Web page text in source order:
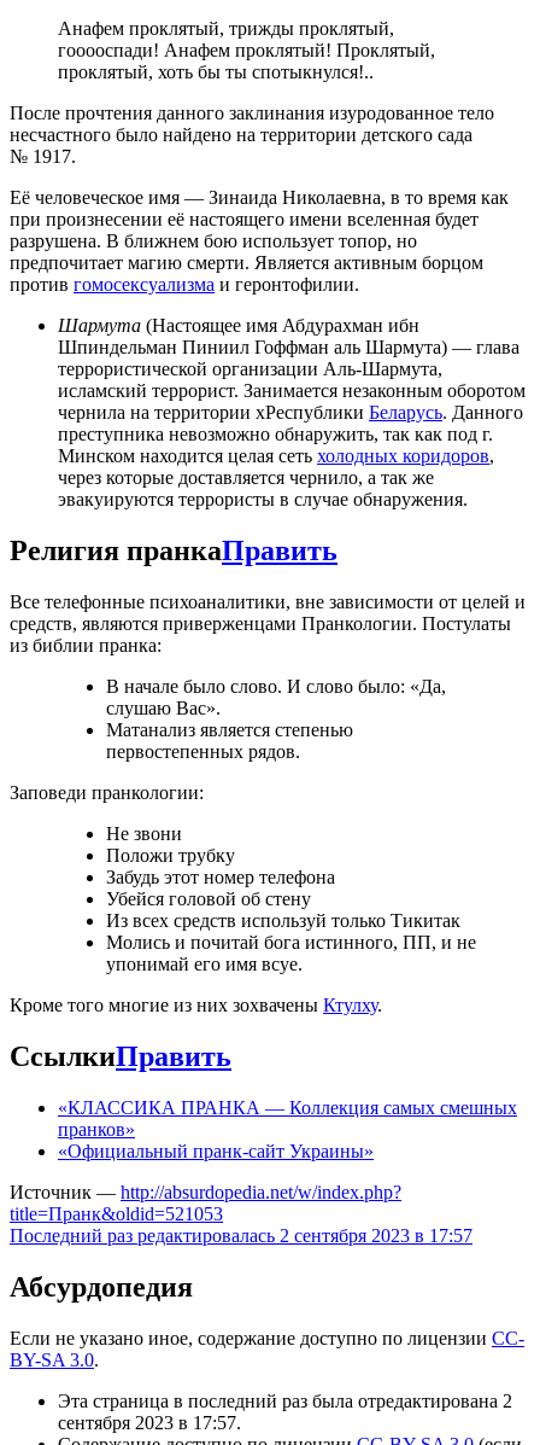
Анафем проклятый, трижды проклятый,
гооооспади! Анафем проклятый! Проклятый,
проклятый, хоть бы ты спотыкнулся!..
После прочтения данного заклинания изуродованное тело
несчастного было найдено на территории детского сада
№ 1917.
Её человеческое имя — Зинаида Николаевна, в то время как
при произнесении её настоящего имени вселенная будет
разрушена. В ближнем бою использует топор, но
предпочитает магию смерти. Является активным борцом
против гомосексуализма и геронтофилии.
Шармута (Настоящее имя Абдурахман ибн
Шпиндельман Пиниил Гоффман аль Шармута) — глава
террористической организации Аль-Шармута,
исламский террорист. Занимается незаконным оборотом
чернила на территории хРеспублики Беларусь. Данного
преступника невозможно обнаружить, так как под г.
Минском находится целая сеть холодных коридоров,
через которые доставляется чернило, а так же
эвакуируются террористы в случае обнаружения.
Религия пранкаПравить
Все телефонные психоаналитики, вне зависимости от целей и
средств, являются приверженцами Пранкологии. Постулаты
из библии пранка:
В начале было слово. И слово было: «Да,
слушаю Вас».
Матанализ является степенью
первостепенных рядов.
Заповеди пранкологии:
Не звони
Положи трубку
Забудь этот номер телефона
Убейся головой об стену
Из всех средств используй только Тикитак
Молись и почитай бога истинного, ПП, и не
упонимай его имя всуе.
Кроме того многие из них зохвачены Ктулху.
СсылкиПравить
«КЛАССИКА ПРАНКА — Коллекция самых смешных
пранков»
«Официальный пранк-сайт Украины»
Источник — http://absurdopedia.net/w/index.php?
title=Пранк&oldid=521053
Последний раз редактировалась 2 сентября 2023 в 17:57
Абсурдопедия
Если не указано иное, содержание доступно по лицензии CC-
BY-SA 3.0.
Эта страница в последний раз была отредактирована 2
сентября 2023 в 17:57.